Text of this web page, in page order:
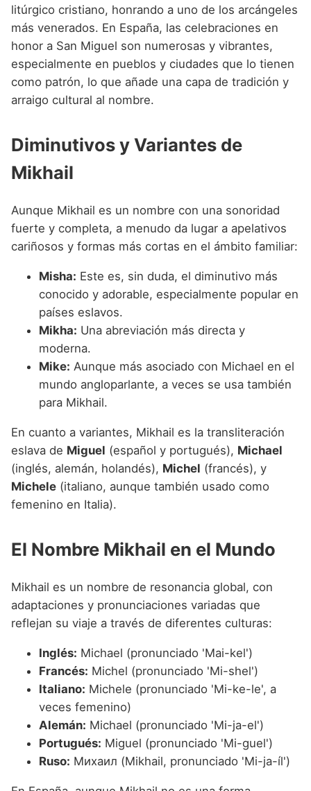
litúrgico cristiano, honrando a uno de los arcángeles
más venerados. En España, las celebraciones en
honor a San Miguel son numerosas y vibrantes,
especialmente en pueblos y ciudades que lo tienen
como patrón, lo que añade una capa de tradición y
arraigo cultural al nombre.
Diminutivos y Variantes de
Mikhail
Aunque Mikhail es un nombre con una sonoridad
fuerte y completa, a menudo da lugar a apelativos
cariñosos y formas más cortas en el ámbito familiar:
Misha: Este es, sin duda, el diminutivo más
conocido y adorable, especialmente popular en
países eslavos.
Mikha: Una abreviación más directa y
moderna.
Mike: Aunque más asociado con Michael en el
mundo angloparlante, a veces se usa también
para Mikhail.
En cuanto a variantes, Mikhail es la transliteración
eslava de Miguel (español y portugués), Michael
(inglés, alemán, holandés), Michel (francés), y
Michele (italiano, aunque también usado como
femenino en Italia).
El Nombre Mikhail en el Mundo
Mikhail es un nombre de resonancia global, con
adaptaciones y pronunciaciones variadas que
reflejan su viaje a través de diferentes culturas:
Inglés: Michael (pronunciado 'Mai-kel')
Francés: Michel (pronunciado 'Mi-shel')
Italiano: Michele (pronunciado 'Mi-ke-le', a
veces femenino)
Alemán: Michael (pronunciado 'Mi-ja-el')
Portugués: Miguel (pronunciado 'Mi-guel')
Ruso: Михаил (Mikhail, pronunciado 'Mi-ja-íl')